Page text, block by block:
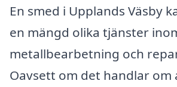
En smed i Upplands Väsby
en mängd olika tjänster
metallbearbetning och
Oavsett om det handlar om